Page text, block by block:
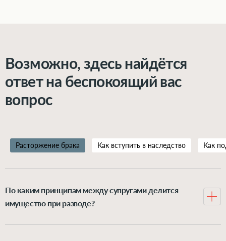
Возможно, здесь найдётся
ответ на беспокоящий вас
вопрос
Расторжение брака Как вступить в наследство Как
По каким принципам между супругами делится
имущество при разводе?
делится между ними пополам, хотя иногда можно